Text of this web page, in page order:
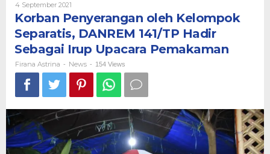
Separatis,
DANREM
141/TP
Hadir
Upacara
Pemakaman
4 September 2021
Astrina
Korban Penyerangan oleh Kelompok
Separatis, DANREM 141/TP Hadir
Sebagai Irup Upacara Pemakaman
Firana Astrina - News - 154 Views